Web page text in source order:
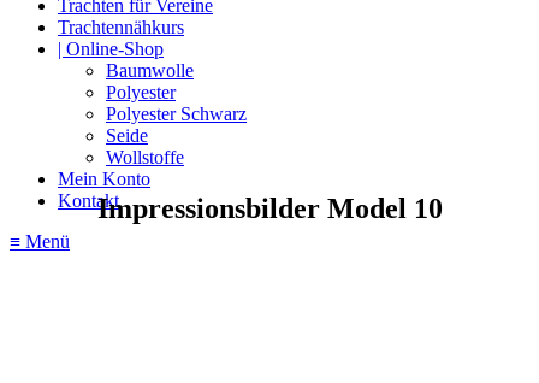
Trachten für Vereine
Trachtennähkurs
| Online-Shop
Baumwolle
Polyester
Polyester Schwarz
Seide
Wollstoffe
Mein Konto
Kontakt
≡ Menü
Impressionsbilder Model 10